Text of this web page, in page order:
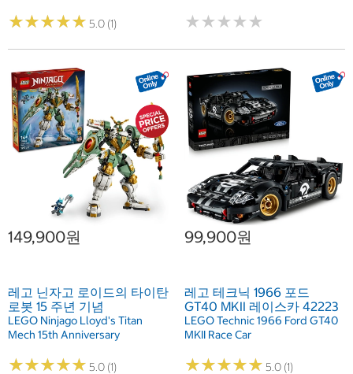
★★★★★
★★★★★ 5.0 (1) ★★★★★
★★★★★
149,900원
레고 닌자고 로이드의 타이탄
로봇 15 주년 기념
LEGO Ninjago Lloyd's Titan
Mech 15th Anniversary
★★★★★
★★★★★ 5.0 (1)
99,900원
레고 테크닉 1966 포드
GT40 MKII 레이스카 42223
LEGO Technic 1966 Ford GT40
MKII Race Car
★★★★★
★★★★★ 5.0 (1)